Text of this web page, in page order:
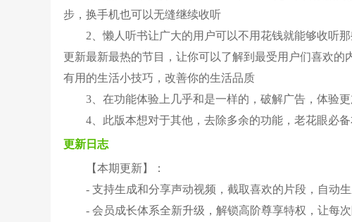
步，换手机也可以无缝继续收听
2、懒人听书让广大的用户可以不用花钱就能够收听
更新最新最热的节目，让你可以了解到最受用户们喜欢
有用的生活小技巧，改善你的生活品质
3、在功能体验上几乎和是一样的，破解广告，体验
4、此版本想对于其他，去除多余的功能，老花眼必
更新日志
【本期更新】：
- 支持生成和分享声动视频，截取喜欢的片段，自动
- 会员成长体系全新升级，解锁高阶尊享特权，让每次